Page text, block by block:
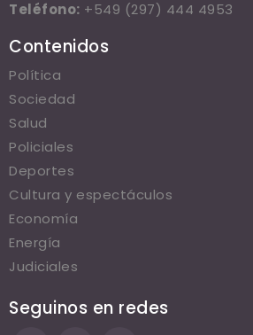
Teléfono: +549 (297) 444 4953
Contenidos
Política
Sociedad
Salud
Policiales
Deportes
Cultura y espectáculos
Economía
Energía
Judiciales
Seguinos en redes